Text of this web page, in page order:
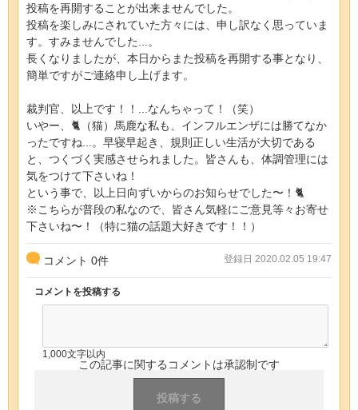
投稿を再開することが出来ませんでした。
投稿を楽しみにされていた方々には、申し訳なく思っていま
す。すみませんでした...。
長くなりましたが、本日からまた投稿を再開する事となり、
簡単ですがご連絡申し上げます。
裁判官、以上です！！...なんちゃって！（笑）
いやー、🐈（猫）馬鹿な私も、インフルエンザには勝てなか
ったですね...。早寝早起き、規則正しい生活が大切である
と、つくづく実感させられました。皆さんも、体調管理には
気をつけて下さいね！
という事で、以上日向ずいからのお知らせでした〜！🐈
※こちらが普段の私なので、皆さん気軽にご意見等々お寄せ
下さいね〜！（特に猫の話題大好きです！！）
コメント 0件 登録日 2020.02.05 19:47
コメントを投稿する
1,000文字以内
この記事に関するコメントは承認制です